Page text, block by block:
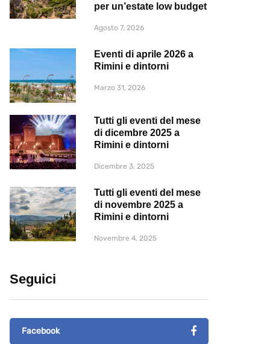
per un’estate low budget
Agosto 7, 2026
Eventi di aprile 2026 a
Rimini e dintorni
Marzo 31, 2026
Tutti gli eventi del mese
di dicembre 2025 a
Rimini e dintorni
Dicembre 3, 2025
Tutti gli eventi del mese
di novembre 2025 a
Rimini e dintorni
Novembre 4, 2025
Seguici
Facebook